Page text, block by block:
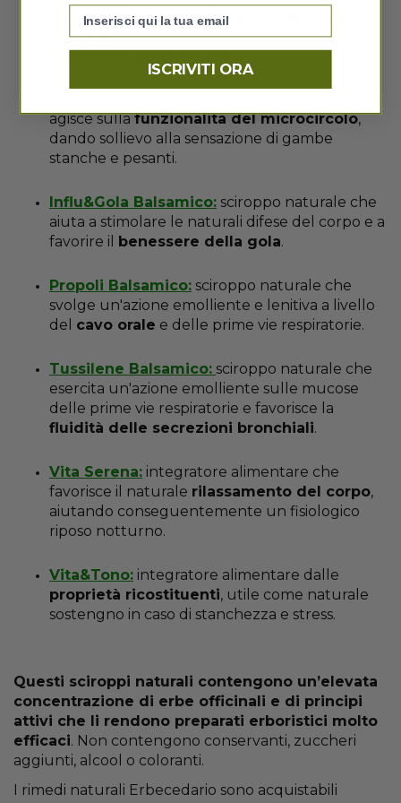
favorisce il fisiologicodrenaggio dei liquidi
corporei, aiutando a contrastare gli
inestestismi della cellulite.
agisce sullafunzionalità del microcircolo,
dando sollievo alla sensazione di gambe
stanche e pesanti.
Influ&Gola Balsamico: sciroppo naturale che
aiuta a stimolare le naturali difese del corpo e a
favorire il benessere della gola.
Propoli Balsamico: sciroppo naturale che
svolge un'azione emolliente e lenitiva a livello
del cavo orale e delle prime vie respiratorie.
Tussilene Balsamico: sciroppo naturale che
esercita un'azione emolliente sulle mucose
delle prime vie respiratorie e favorisce la
fluidità delle secrezioni bronchiali.
Vita Serena: integratore alimentare che
favorisce il naturale rilassamento del corpo,
aiutando conseguentemente un fisiologico
riposo notturno.
Vita&Tono: integratore alimentare dalle
proprietà ricostituenti, utile come naturale
sostengno in caso di stanchezza e stress.
Questi sciroppi naturali contengono un’elevata
concentrazione di erbe officinali e di principi
attivi che li rendono preparati erboristici molto
efficaci. Non contengono conservanti, zuccheri
aggiunti, alcool o coloranti.
I rimedi naturali Erbecedario sono acquistabili
ISCRIVITI ORA